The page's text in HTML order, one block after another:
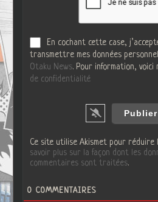
En cochant cette case,
transmettre mes données
Otaku News. Pour information, voici
de confidentialité
Ce site utilise Akismet pour réduire
savoir plus sur la façon dont les
commentaires sont traitées.
0 COMMENTAIRES